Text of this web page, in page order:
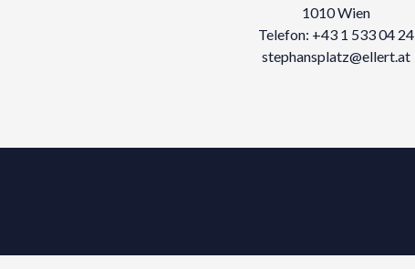
1010 Wien
Telefon: +43 1 533 04 24
stephansplatz@ellert.at